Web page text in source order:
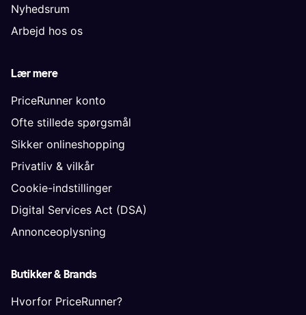
Nyhedsrum
Arbejd hos os
Lær mere
PriceRunner konto
Ofte stillede spørgsmål
Sikker onlineshopping
Privatliv & vilkår
Cookie-indstillinger
Digital Services Act (DSA)
Annonceoplysning
Butikker & Brands
Hvorfor PriceRunner?